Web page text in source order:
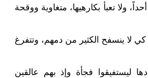
ولا تعبأ بكارهيها، متغاوية ووقحة
لا ينسفح الكثير من دمهم، وتتفرغ
ليستفيقوا فجأة وإذ بهم عالقين